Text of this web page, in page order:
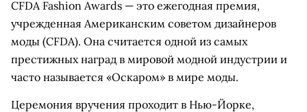
CFDA Fashion Awards — это ежегодная премия,
учрежденная Американским советом дизайнеров
моды (CFDA). Она считается одной из самых
престижных наград в мировой модной индустрии и
часто называется «Оскаром» в мире моды.
Церемония вручения проходит в Нью-Йорке,